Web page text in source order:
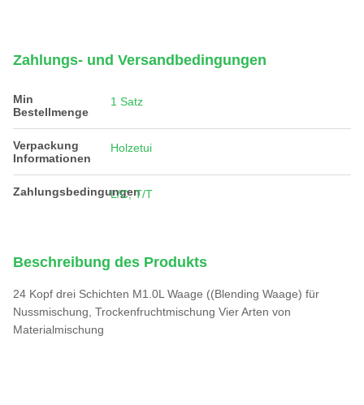
Zahlungs- und Versandbedingungen
Min
Bestellmenge
1 Satz
Verpackung
Informationen
Holzetui
Zahlungsbedingungen
L/C, T/T
Beschreibung des Produkts
24 Kopf drei Schichten M1.0L Waage ((Blending Waage) für
Nussmischung, Trockenfruchtmischung Vier Arten von
Materialmischung